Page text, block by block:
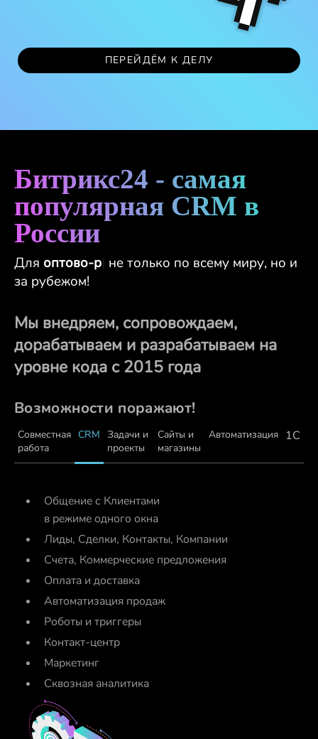
ПЕРЕЙДЁМ К ДЕЛУ
Битрикс24 - самая
популярная CRM в
России
Для оптово-розничн|не только по всему
миру, но и за рубежом!
Мы внедряем, сопровождаем,
дорабатываем и разрабатываем на
уровне кода с 2015 года
Возможности поражают!
Совместная
работа
CRM Задачи и
проекты
Сайты и
магазины
Автоматизация 1С
Компании
Канбан
Учет времени